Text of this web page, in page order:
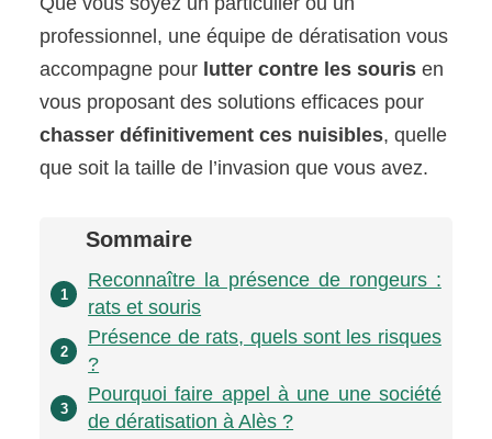
professionnel, une équipe de dératisation vous
accompagne pour lutter contre les souris en
vous proposant des solutions efficaces pour
chasser définitivement ces nuisibles, quelle
que soit la taille de l’invasion que vous avez.
Sommaire
1
Reconnaître la présence de rongeurs :
rats et souris
2
Présence de rats, quels sont les risques
?
3
Pourquoi faire appel à une une société
de dératisation à Alès ?